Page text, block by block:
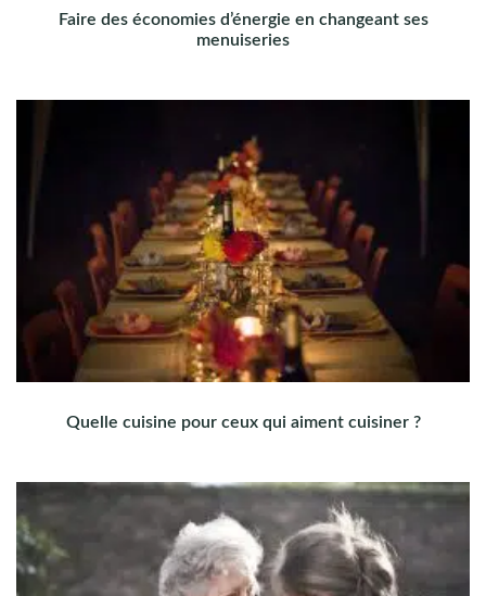
Faire des économies d’énergie en changeant ses
menuiseries
Quelle cuisine pour ceux qui aiment cuisiner ?